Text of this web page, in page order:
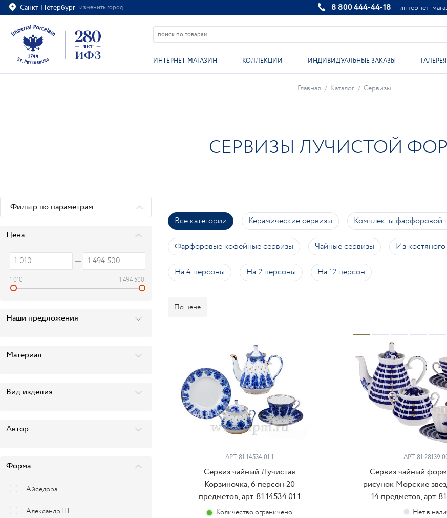
Санкт-Петербург изменить город
Ваш город Санкт-Петербург?
ВСЁ ВЕРНО ИЗМЕНИТЬ
8 800 444-44-18 интернет-
ИНТЕРНЕТ-МАГАЗИН КОЛЛЕКЦИИ ИНДИВИДУАЛЬНЫЕ ЗАКАЗЫ ГАЛЕРЕЯ
Главная / Каталог / Сервизы
СЕРВИЗЫ ЛУЧИСТОЙ
Все категории Керамические сервизы Комплекты фарфоровой
Фарфоровые кофейные сервизы Чайные сервизы Из
На 4 персоны На 2 персоны На 12 персон
По цене
АРТ.81.14534.01.1
Сервиз чайный Лучистая
Корзиночка, 6 персон 20
предметов, арт. 81.14534.01.1
Количество ограничено
АРТ.
Сервиз чайный
рисунок Морские
14 предметов, арт.
Фильтр по параметрам
Цена
1 010 1 494 500
Наши предложения
Материал
Вид изделия
Автор
Форма
Айседора
Александр III